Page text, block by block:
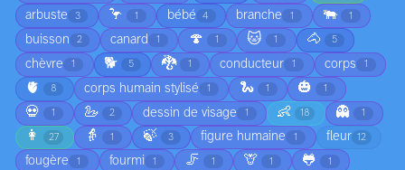
arbuste 3 🦩 1 bébé 4 branche 1 🐃 1
buisson 2 canard 1 🍄 1 🐱 1 🐴 5
chèvre 1 🐕 5 🐉 1 conducteur 1 corps 1
🫀 8 corps humain stylisé 1 🐍 1 🎃 1
💀 1 🦢 2 dessin de visage 1 👶 18 👻 1
👩 27 👵 1 🍃 3 figure humaine 1 fleur 12
fougère 1 fourmi 1 🦵 1 🦒 1 🐸 1